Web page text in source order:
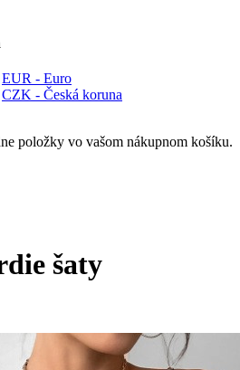
EUR - Euro
CZK - Česká koruna
položky vo vašom nákupnom košíku.
šaty